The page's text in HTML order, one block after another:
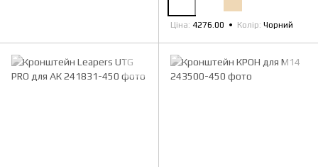
Ціна 4276.00 Колір Чорний